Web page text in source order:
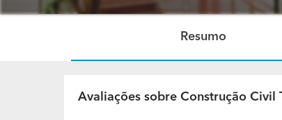
Resumo
Avaliações sobre Construção Civil